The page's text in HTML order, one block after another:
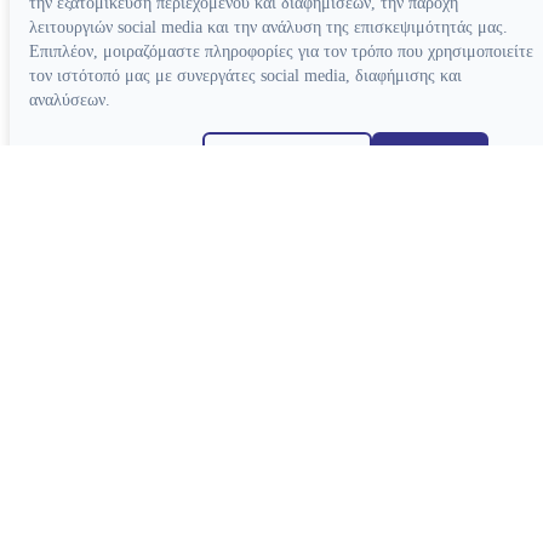
λειτουργιών social media και την ανάλυση της επισκεψιμότητάς μας.
Επιπλέον, μοιραζόμαστε πληροφορίες για τον τρόπο που χρησιμοποιείτε
τον ιστότοπό μας με συνεργάτες social media, διαφήμισης και
αναλύσεων.